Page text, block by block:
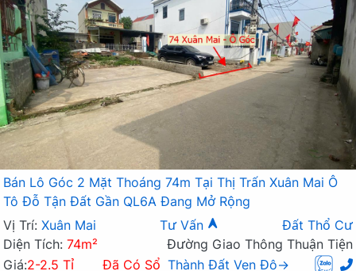
Bán Lô Góc 2 Mặt Thoáng 74m Tại Thị Trấn Xuân Mai Ô
Tô Đỗ Tận Đất Gần QL6A Đang Mở Rộng
Vị Trí: Xuân Mai Tư Vấn
Đất Thổ Cư
Diện Tích: 74m²
Đường Giao Thông Thuận Tiện
Giá:2-2.5 Tỉ Đã Có Sổ Thành Đất Ven Đô→